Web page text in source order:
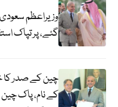
وزیراعظم
گئے، پر تپاک
چین کے صدر
کے نام، پاک